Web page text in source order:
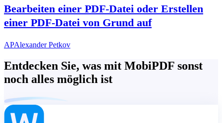
Bearbeiten einer PDF-Datei oder Erstellen
einer PDF-Datei von Grund auf
APAlexander Petkov
Entdecken Sie, was mit MobiPDF sonst
noch alles möglich ist